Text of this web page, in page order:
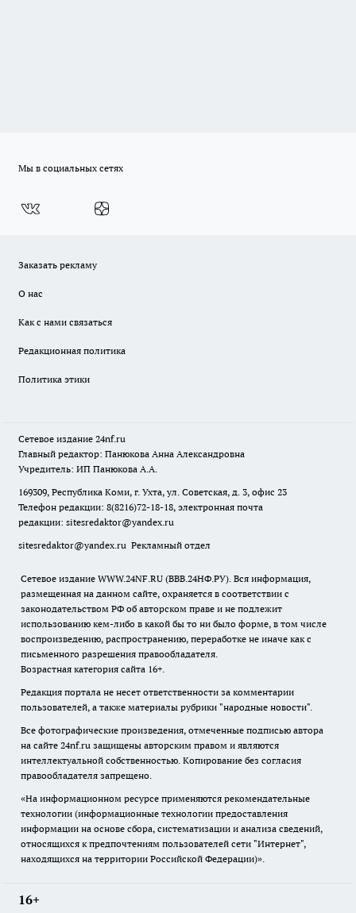
Мы в социальных сетях
Заказать рекламу
О нас
Как с нами связаться
Редакционная политика
Политика этики
Сетевое издание 24nf.ru
Главный редактор: Панюкова Анна Александровна
Учредитель: ИП Панюкова А.А.
169309, Республика Коми, г. Ухта, ул. Советская, д. 3, офис 23
Телефон редакции: 8(8216)72-18-18, электронная почта
редакции: sitesredaktor@yandex.ru
sitesredaktor@yandex.ru Рекламный отдел
Сетевое издание WWW.24NF.RU (ВВВ.24НФ.РУ). Вся информация,
размещенная на данном сайте, охраняется в соответствии с
законодательством РФ об авторском праве и не подлежит
использованию кем-либо в какой бы то ни было форме, в том числе
воспроизведению, распространению, переработке не иначе как с
письменного разрешения правообладателя.
Возрастная категория сайта 16+.
Редакция портала не несет ответственности за комментарии
пользователей, а также материалы рубрики "народные новости".
Все фотографические произведения, отмеченные подписью автора
на сайте 24nf.ru защищены авторским правом и являются
интеллектуальной собственностью. Копирование без согласия
правообладателя запрещено.
«На информационном ресурсе применяются рекомендательные
технологии (информационные технологии предоставления
информации на основе сбора, систематизации и анализа сведений,
относящихся к предпочтениям пользователей сети "Интернет",
находящихся на территории Российской Федерации)».
16+